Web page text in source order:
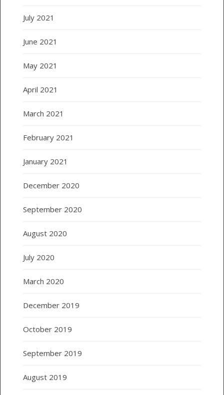
July 2021
June 2021
May 2021
April 2021
March 2021
February 2021
January 2021
December 2020
September 2020
August 2020
July 2020
March 2020
December 2019
October 2019
September 2019
August 2019